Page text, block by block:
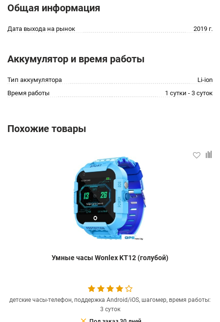
Общая информация
Дата выхода на рынок 2019 г.
Аккумулятор и время работы
Тип аккумулятора
Li-ion
Время работы
1 сутки - 3 суток
Похожие товары
Умные часы Wonlex KT12 (голубой)
детские часы-телефон, поддержка Android/iOS, шагомер, время работы:
3 суток